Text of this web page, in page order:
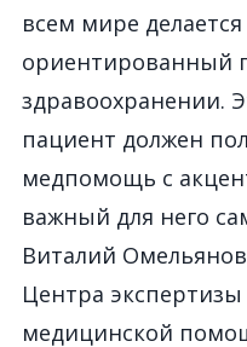
всем мире
ориентированный
здравоохранении.
пациент должен
медпомощь с
важный для него
Виталий
Центра
медицинской